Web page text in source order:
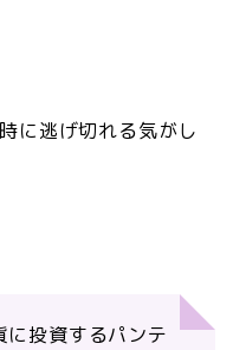
に逃げ切れる気がし
投資するパンテ